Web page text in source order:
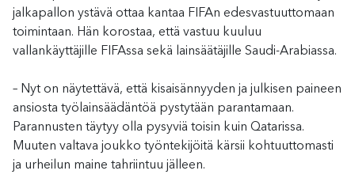
jalkapallon ystävä ottaa kantaa FIFAn edesvastuuttomaan
toimintaan. Hän korostaa, että vastuu kuuluu
vallankäyttäjille FIFAssa sekä lainsäätäjille Saudi-Arabiassa.
– Nyt on näytettävä, että kisaisännyyden ja julkisen paineen
ansiosta työlainsäädäntöä pystytään parantamaan.
Parannusten täytyy olla pysyviä toisin kuin Qatarissa.
Muuten valtava joukko työntekijöitä kärsii kohtuuttomasti
ja urheilun maine tahriintuu jälleen.